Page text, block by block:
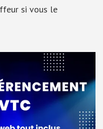
si vous le